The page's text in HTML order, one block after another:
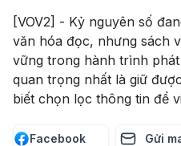
[VOV2] - Kỷ nguyên số
văn hóa đọc, nhưng sách
vững trong hành trình
quan trọng nhất là giữ
biết chọn lọc thông tin để
Facebook Gửi